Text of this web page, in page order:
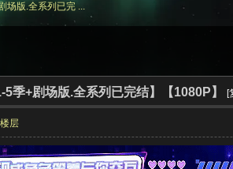
场版.全系列已完 ...
季+剧场版.全系列已完结】【1080P】 [
层